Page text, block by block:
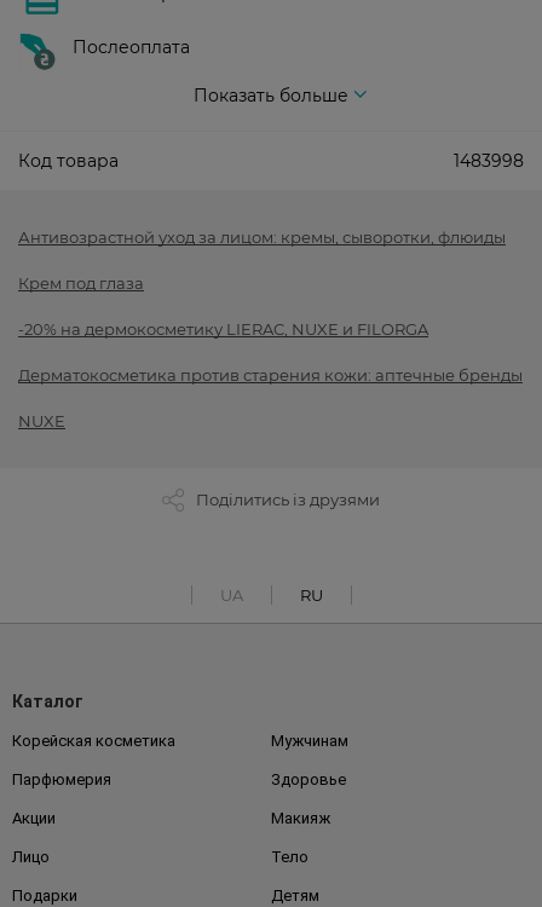
Послеоплата
Показать больше
Код товара 1483998
Антивозрастной уход за лицом: кремы, сыворотки, флюиды
Крем под глаза
-20% на дермокосметику LIERAC, NUXE и FILORGA
Дерматокосметика против старения кожи: аптечные бренды
NUXE
Поділитись із друзями
UA RU
Каталог
Корейская косметика Мужчинам
Парфюмерия Здоровье
Акции Макияж
Лицо Тело
Подарки Детям